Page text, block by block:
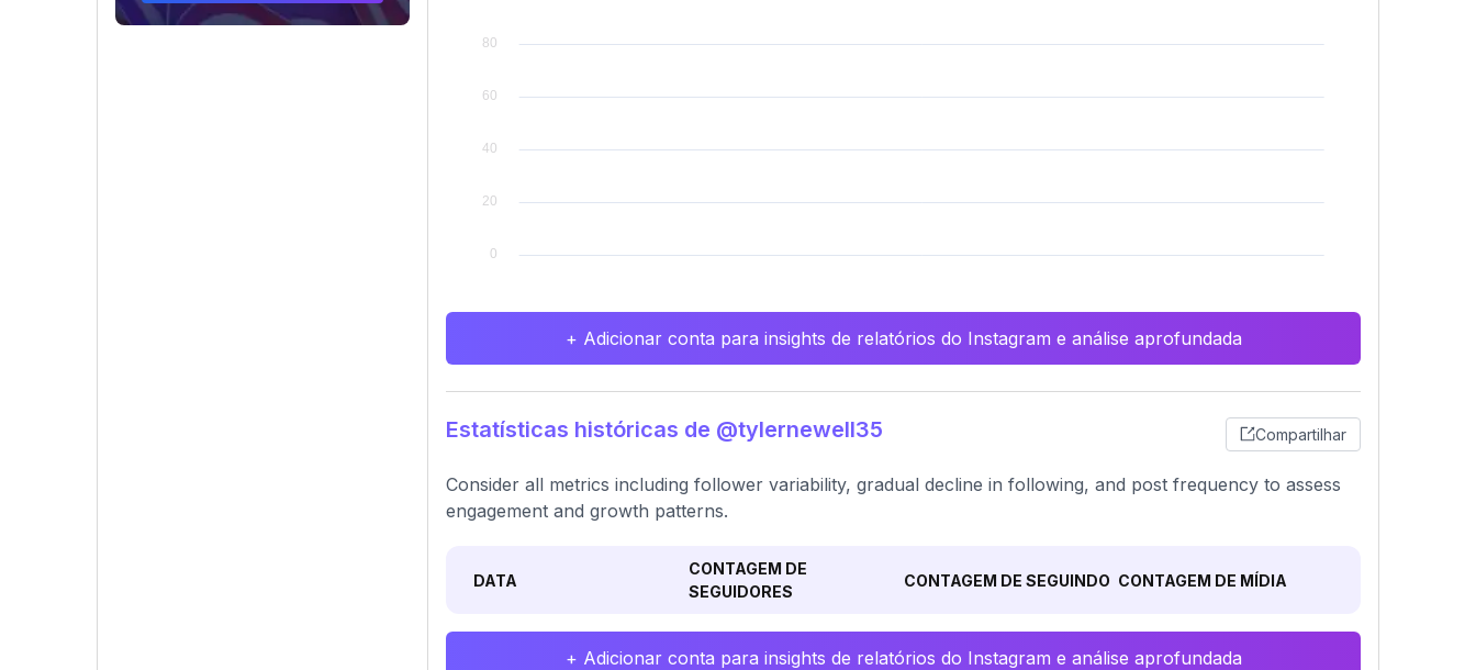
+ Adicionar conta para insights de relatórios do Instagram e análise aprofundada
Estatísticas históricas de @tylernewell35 Compartilhar
Consider all metrics including follower variability, gradual decline in following, and post frequency to assess
engagement and growth patterns.
DATA
CONTAGEM DE
SEGUIDORES
CONTAGEM DE SEGUINDO CONTAGEM DE MÍDIA
+ Adicionar conta para insights de relatórios do Instagram e análise aprofundada